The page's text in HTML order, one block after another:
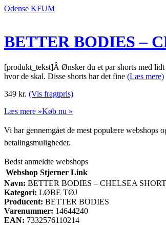
Odense KFUM
BETTER BODIES –
[produkt_tekst]Â Ønsker du et par shorts med
hvor de skal. Disse shorts har det fine (Læs mere)
349 kr. (Vis fragtpris)
Læs mere »Køb nu »
Vi har gennemgået de mest populære webshops
betalingsmuligheder.
Bedst anmeldte webshops
Webshop Stjerner Link
Navn: BETTER BODIES – CHELSEA
Kategori: LØBE TØJ
Producent: BETTER BODIES
Varenummer: 14644240
EAN: 7332576110214